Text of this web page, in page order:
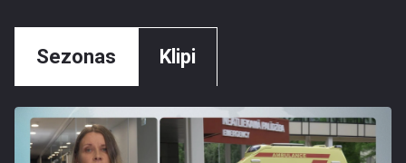
Sezonas Klipi